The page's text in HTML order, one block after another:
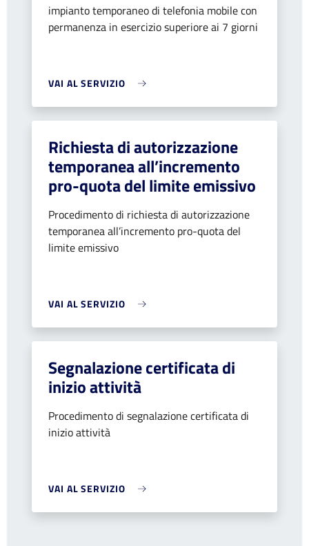
impianto temporaneo di telefonia mobile con
permanenza in esercizio superiore ai 7 giorni
VAI AL SERVIZIO
Richiesta di autorizzazione
temporanea all’incremento
pro-quota del limite emissivo
Procedimento di richiesta di autorizzazione
temporanea all’incremento pro-quota del
limite emissivo
VAI AL SERVIZIO
Segnalazione certificata di
inizio attività
Procedimento di segnalazione certificata di
inizio attività
VAI AL SERVIZIO